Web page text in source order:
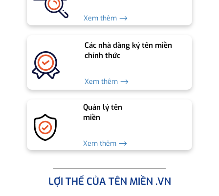
Xem thêm ⟶
Các nhà đăng ký tên miền
chính thức
Xem thêm ⟶
Quản lý tên
miền
Xem thêm ⟶
LỢI THẾ CỦA TÊN MIỀN .VN